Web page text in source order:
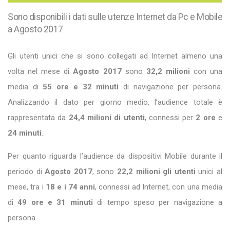
Sono disponibili i dati sulle utenze Internet da Pc e Mobile
a Agosto 2017
Gli utenti unici che si sono collegati ad Internet almeno una
volta nel mese diAgosto 2017sono 32,2 milioni con una
media di 55 ore e 32 minuti di navigazione per persona.
Analizzando il dato per giorno medio, l’audience totale è
rappresentata da 24,4 milioni di utenti, connessi per 2 oree
24 minuti.
Per quanto riguarda l’audience da dispositivi Mobile durante il
periodo diAgosto 2017, sono 22,2 milioni gli utenti unici al
mese, tra i 18 e i 74 anni, connessi ad Internet, con una media
di49 ore e 31 minuti di tempo speso per navigazione a
persona.